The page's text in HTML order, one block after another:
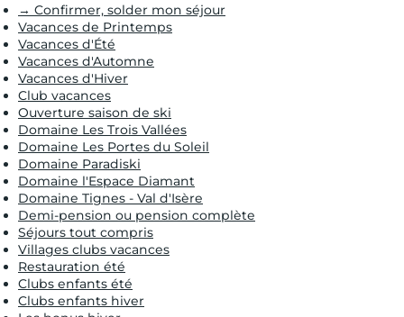
→ Confirmer, solder mon séjour
Vacances de Printemps
Vacances d'Été
Vacances d'Automne
Vacances d'Hiver
Club vacances
Ouverture saison de ski
Domaine Les Trois Vallées
Domaine Les Portes du Soleil
Domaine Paradiski
Domaine l'Espace Diamant
Domaine Tignes - Val d'Isère
Demi-pension ou pension complète
Séjours tout compris
Villages clubs vacances
Restauration été
Clubs enfants été
Clubs enfants hiver